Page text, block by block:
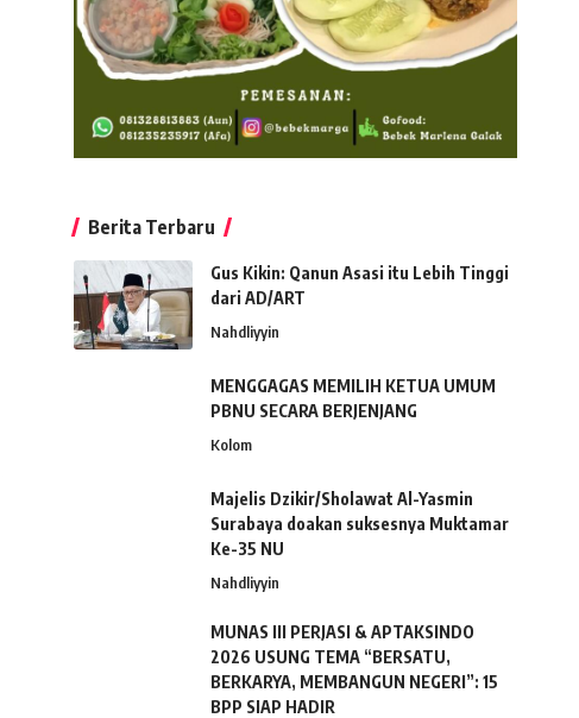
Berita Terbaru
Gus Kikin: Qanun Asasi itu Lebih Tinggi
dari AD/ART
Nahdliyyin
MENGGAGAS MEMILIH KETUA UMUM
PBNU SECARA BERJENJANG
Kolom
Majelis Dzikir/Sholawat Al-Yasmin
Surabaya doakan suksesnya Muktamar
Ke-35 NU
Nahdliyyin
MUNAS III PERJASI & APTAKSINDO
2026 USUNG TEMA “BERSATU,
BERKARYA, MEMBANGUN NEGERI”: 15
BPP SIAP HADIR